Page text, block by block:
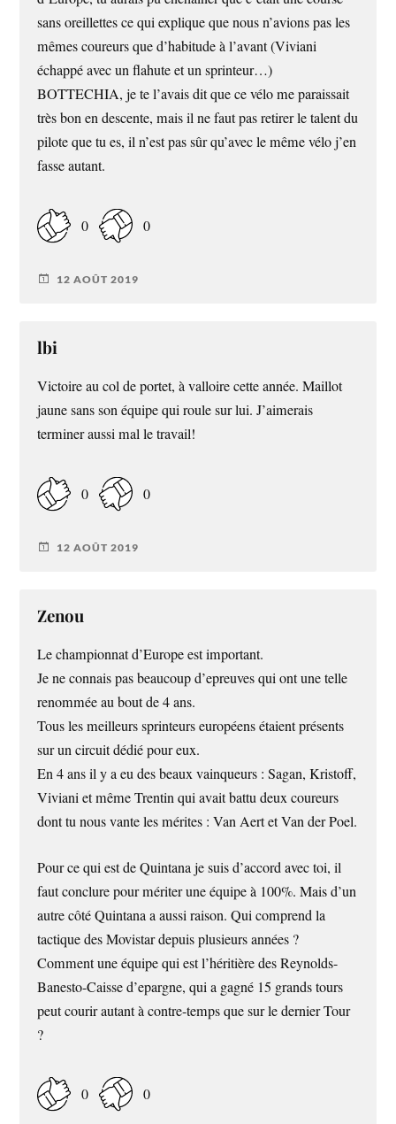
sans oreillettes ce qui explique que nous n’avions pas les
mêmes coureurs que d’habitude à l’avant (Viviani
échappé avec un flahute et un sprinteur…)
BOTTECHIA, je te l’avais dit que ce vélo me paraissait
très bon en descente, mais il ne faut pas retirer le talent du
pilote que tu es, il n’est pas sûr qu’avec le même vélo j’en
fasse autant.
0 0
12 AOÛT 2019
lbi
Victoire au col de portet, à valloire cette année. Maillot
jaune sans son équipe qui roule sur lui. J’aimerais
terminer aussi mal le travail!
0 0
12 AOÛT 2019
Zenou
Le championnat d’Europe est important.
Je ne connais pas beaucoup d’epreuves qui ont une telle
renommée au bout de 4 ans.
Tous les meilleurs sprinteurs européens étaient présents
sur un circuit dédié pour eux.
En 4 ans il y a eu des beaux vainqueurs : Sagan, Kristoff,
Viviani et même Trentin qui avait battu deux coureurs
dont tu nous vante les mérites : Van Aert et Van der Poel.
Pour ce qui est de Quintana je suis d’accord avec toi, il
faut conclure pour mériter une équipe à 100%. Mais d’un
autre côté Quintana a aussi raison. Qui comprend la
tactique des Movistar depuis plusieurs années ?
Comment une équipe qui est l’héritière des Reynolds-
Banesto-Caisse d’epargne, qui a gagné 15 grands tours
peut courir autant à contre-temps que sur le dernier Tour
?
0 0